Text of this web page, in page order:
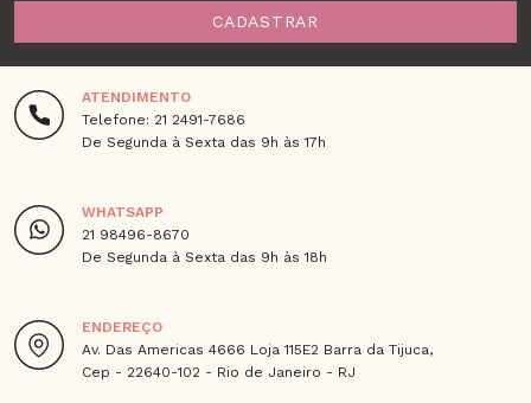
CADASTRAR
ATENDIMENTO
Telefone: 21 2491-7686
De Segunda à Sexta das 9h às 17h
WHATSAPP
21 98496-8670
De Segunda à Sexta das 9h às 18h
ENDEREÇO
Av. Das Americas 4666 Loja 115E2 Barra da Tijuca,
Cep - 22640-102 - Rio de Janeiro - RJ